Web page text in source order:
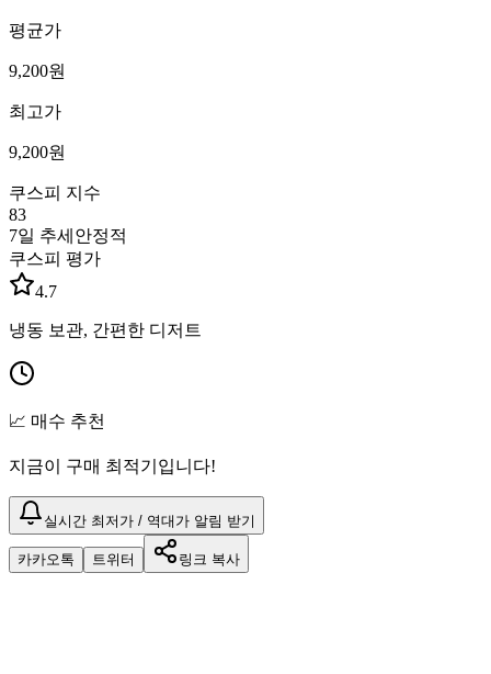
평균가
9,200원
최고가
9,200원
쿠스피 지수
83
7일 추세 안정적
쿠스피 평가
4.7
냉동 보관, 간편한 디저트
📈 매수 추천
지금이 구매 최적기입니다!
실시간 최저가 / 역대가 알림 받기
카카오톡 트위터 링크 복사